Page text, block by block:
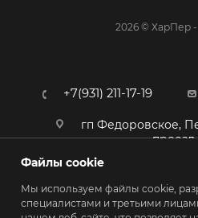
2026 © ХарПер -
+7(931) 211-17-19
гп Федоровское,
Файлы cookie
Мы используем файлы cookie,
специалистами и третьими